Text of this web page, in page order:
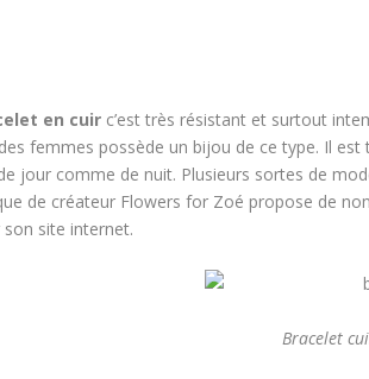
en cuir c’est très résistant et surtout
femmes possède un bijou de ce type. Il
jour comme de nuit. Plusieurs sortes de
de créateur Flowers for Zoé propose de
site internet.
Bracelet